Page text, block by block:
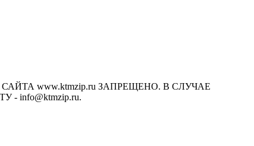
www.ktmzip.ru ЗАПРЕЩЕНО. В СЛУЧАЕ